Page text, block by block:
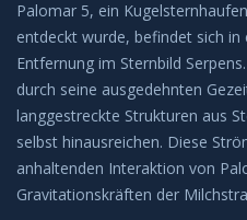
BETRIEB
BEOBACHTUNG
Beobachtung Hochladen
Palomar 5, ein
entdeckt wurde, befindet sich
Entfernung im Sternbild
durch seine ausgedehnten
langgestreckte Strukturen aus
selbst hinausreichen. Diese
anhaltenden Interaktion von
Gravitationskräften der